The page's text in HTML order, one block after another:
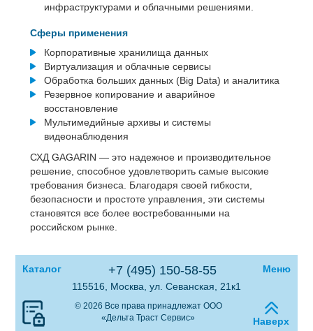
инфраструктурами и облачными решениями.
Сферы применения
Корпоративные хранилища данных
Виртуализация и облачные сервисы
Обработка больших данных (Big Data) и аналитика
Резервное копирование и аварийное
восстановление
Мультимедийные архивы и системы
видеонаблюдения
СХД GAGARIN — это надежное и производительное
решение, способное удовлетворить самые высокие
требования бизнеса. Благодаря своей гибкости,
безопасности и простоте управления, эти системы
становятся все более востребованными на
российском рынке.
Каталог +7 (495) 150-58-55
Меню
115516, Москва, ул. Севанская, 21к1
© 2026 Все права принадлежат ООО
«Дельта Траст Сервис»
Наверх